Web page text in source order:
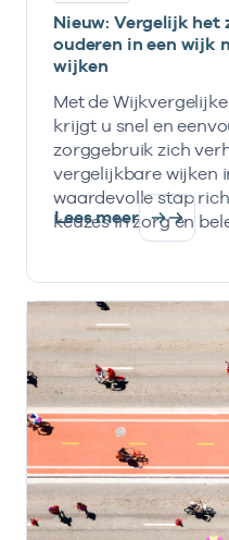
Nieuw: Vergelijk het
ouderen in een wijk
wijken
Met de
krijgt u snel en
zorggebruik zich
vergelijkbare wijken
waardevolle stap
keuzes in zorg en
Lees meer